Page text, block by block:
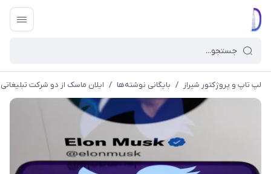
لپ تاپ و پروژکتور شیراز / بایگانی نوشته‌ها / ایلان ماسک از دو شرکت